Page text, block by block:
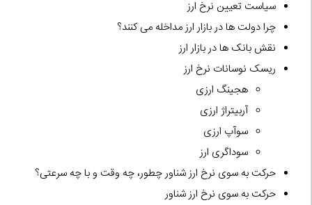
سیاست تعیین نرخ ارز
چرا دولت ها در بازار ارز مداخله می کنند؟
نقش بانک ها در بازار ارز
ریسک نوسانات نرخ ارز
هجینگ ارزی
آربیتراژ ارزی
سوآپ ارزی
سوداگری ارز
حرکت به سوی نرخ ارز شناور چطور، چه وقت و با چه سرعتی؟
حرکت به سوی نرخ ارز شناور